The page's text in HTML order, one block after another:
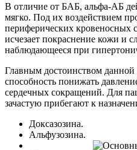
В отличие от БАБ, альфа-АБ
мягко. Под их воздействием
периферических кровеносных
исчезает покраснение кожи и
наблюдающееся при
Главным достоинством данной
способность понижать
сердечных сокращений. Для
зачастую прибегают к
Доксазозина.
Альфузозина.